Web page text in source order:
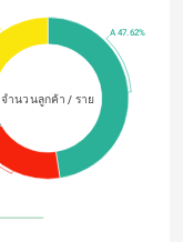
จำนวนลูกค้า / ราย
A 47.62%